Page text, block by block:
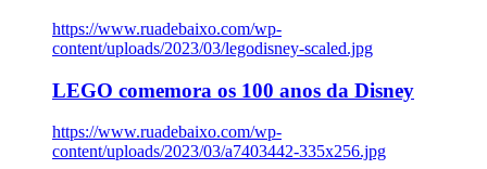
https://www.ruadebaixo.com/wp-
content/uploads/2023/03/legodisney-scaled.jpg
LEGO comemora os 100 anos da Disney
https://www.ruadebaixo.com/wp-
content/uploads/2023/03/a7403442-335x256.jpg